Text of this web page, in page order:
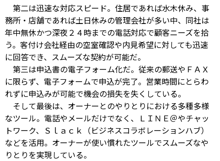
第二は迅速な対応スピード。住居であれば水木休み、事
務所・店舗であれば土日休みの管理会社が多い中、同社は
年中無休かつ深夜２４時までの電話対応で顧客ニーズを拾
う。客付け会社経由の空室確認や内見希望に対しても迅速
に回答でき、スムーズな契約が可能だ。
第三は申込書の電子フォーム化だ。従来の郵送やＦＡＸ
に限らず、電子フォームで申込が完了。営業時間にとらわ
れずに申込みが可能で機会の損失を失くしている。
そして最後は、オーナーとのやりとりにおける多種多様
なツール。電話やメールだけでなく、ＬＩＮＥ＠やチャッ
トワーク、Ｓｌａｃｋ（ビジネスコラボレーションハブ）
などを活用。オーナーが使い慣れたツールでスムーズなや
りとりを実現している。